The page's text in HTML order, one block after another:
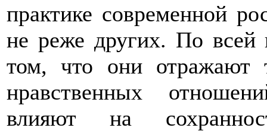
практике современной
не реже других. По всей
том, что они отражают
нравственных
влияют на